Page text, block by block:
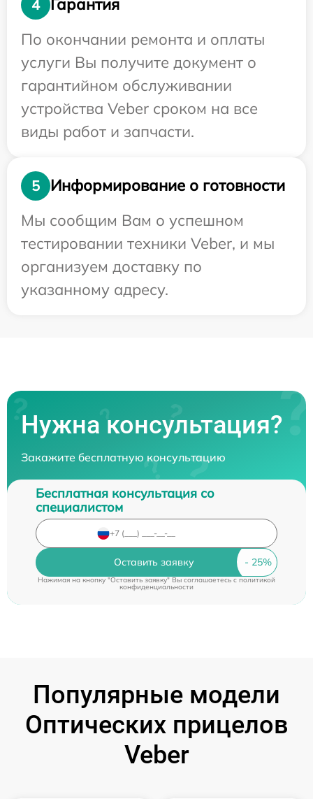
4
Гарантия
По окончании ремонта и оплаты
услуги Вы получите документ о
гарантийном обслуживании
устройства Veber сроком на все
виды работ и запчасти.
5
Информирование о готовности
Мы сообщим Вам о успешном
тестировании техники Veber, и мы
организуем доставку по
указанному адресу.
Нужна консультация?
Закажите бесплатную консультацию
Бесплатная консультация со
специалистом
Оставить заявку
Нажимая на кнопку "Оставить заявку" Вы соглашаетесь cполитикой
конфиденциальности
Популярные модели
Оптических прицелов
Veber